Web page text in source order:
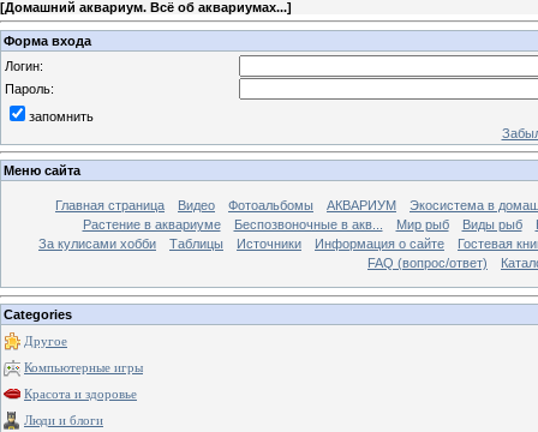
[Домашний аквариум. Всё об аквариумах...]
Форма входа
Логин:
Пароль:
запомнить
Меню сайта
Главная страница Видео Фотоальбомы АКВАРИУМ
Экосистема в
Растение в аквариуме
Беспозвоночные в акв... Мир рыб Виды рыб
За кулисами хобби
Таблицы Источники Информация о сайте
Гостевая
FAQ (вопрос/ответ)
Categories
Другое
Компьютерные игры
Красота и здоровье
Люди и блоги